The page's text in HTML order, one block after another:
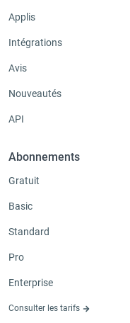
Applis
Intégrations
Avis
Nouveautés
API
Abonnements
Gratuit
Basic
Standard
Pro
Enterprise
Consulter les tarifs